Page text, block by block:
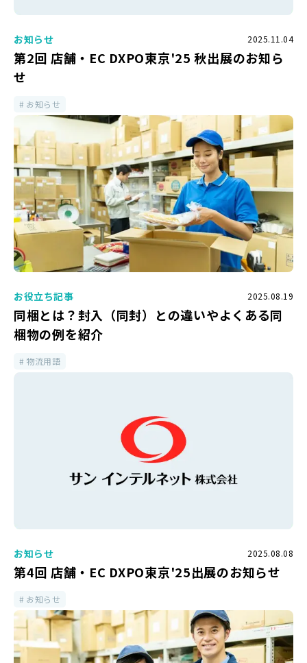
お知らせ 2025.11.04
第2回 店舗・EC DXPO東京'25 秋出展のお知ら
せ
お知らせ
お役立ち記事 2025.08.19
同梱とは？封入（同封）との違いやよくある同
梱物の例を紹介
物流用語
お知らせ 2025.08.08
第4回 店舗・EC DXPO東京'25出展のお知らせ
お知らせ